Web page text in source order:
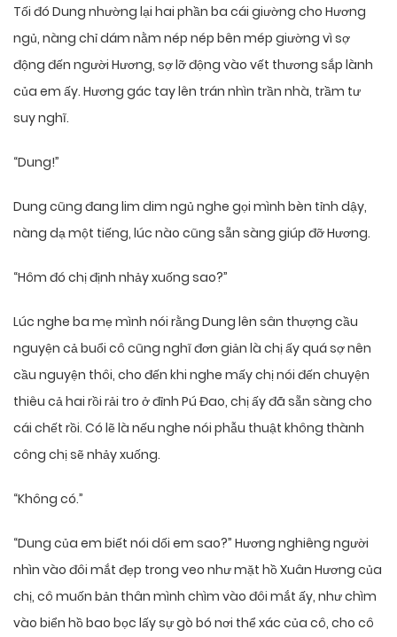
Tối đó Dung nhường lại hai phần ba cái giường cho Hương
ngủ, nàng chỉ dám nằm nép nép bên mép giường vì sợ
động đến người Hương, sợ lỡ động vào vết thương sắp lành
của em ấy. Hương gác tay lên trán nhìn trần nhà, trầm tư
suy nghĩ.
“Dung!”
Dung cũng đang lim dim ngủ nghe gọi mình bèn tỉnh dậy,
nàng dạ một tiếng, lúc nào cũng sẵn sàng giúp đỡ Hương.
“Hôm đó chị định nhảy xuống sao?”
Lúc nghe ba mẹ mình nói rằng Dung lên sân thượng cầu
nguyện cả buổi cô cũng nghĩ đơn giản là chị ấy quá sợ nên
cầu nguyện thôi, cho đến khi nghe mấy chị nói đến chuyện
thiêu cả hai rồi rải tro ở đỉnh Pú Đao, chị ấy đã sẵn sàng cho
cái chết rồi. Có lẽ là nếu nghe nói phẫu thuật không thành
công chị sẽ nhảy xuống.
“Không có.”
“Dung của em biết nói dối em sao?” Hương nghiêng người
nhìn vào đôi mắt đẹp trong veo như mặt hồ Xuân Hương của
chị, cô muốn bản thân mình chìm vào đôi mắt ấy, như chìm
vào biển hồ bao bọc lấy sự gò bó nơi thể xác của cô, cho cô